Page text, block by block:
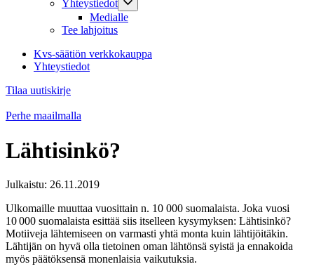
Yhteystiedot
Medialle
Tee lahjoitus
Kvs-säätiön verkkokauppa
Yhteystiedot
Tilaa uutiskirje
Perhe maailmalla
Lähtisinkö?
Julkaistu: 26.11.2019
Ulkomaille muuttaa vuosittain n. 10 000 suomalaista. Joka vuosi
10 000 suomalaista esittää siis itselleen kysymyksen: Lähtisinkö?
Motiiveja lähtemiseen on varmasti yhtä monta kuin lähtijöitäkin.
Lähtijän on hyvä olla tietoinen oman lähtönsä syistä ja ennakoida
myös päätöksensä monenlaisia vaikutuksia.